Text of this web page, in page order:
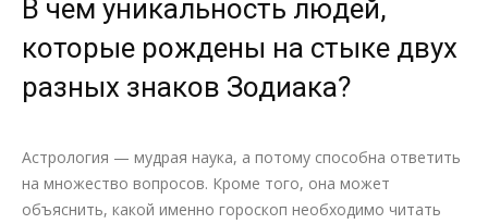
В чем уникальность людей,
которые рождены на стыке двух
разных знаков Зодиака?
Астрология — мудрая наука, а потому способна ответить
на множество вопросов. Кроме того, она может
объяснить, какой именно гороскоп необходимо читать